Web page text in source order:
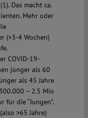
Das macht ca.
Mehr oder
(>3-4 Wochen)
COVID-19-
jünger als 60
als 45 Jahre
– 2.5 Mio
für die “Jungen”.
>65 Jahre)